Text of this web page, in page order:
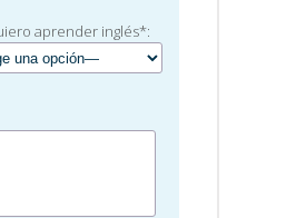
aprender inglés*: